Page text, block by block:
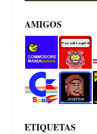
AMIGOS
ore manía
PacoBlog
64
Commod
ore Spain
Josepzin
ETIQUETAS